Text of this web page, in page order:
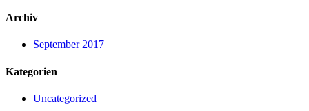
Archiv
September 2017
Kategorien
Uncategorized